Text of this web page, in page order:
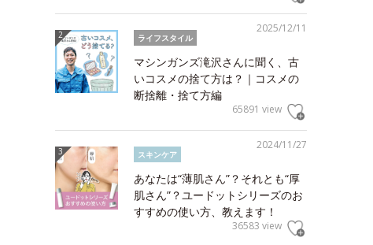
2025/12/11
ライフスタイル
マシンガンズ滝沢さんに聞く、古
いコスメの捨て方は？｜コスメの
断捨離・捨て方編
65891 view
2024/11/27
スキンケア
あなたは“薄肌さん”？それとも“厚
肌さん”？ユードットシリーズのお
すすめの使い方、教えます！
36583 view